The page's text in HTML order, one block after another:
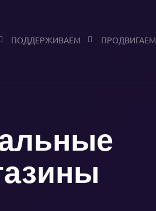
ПОДДЕРЖИВАЕМ ПРОДВИГАЕМ